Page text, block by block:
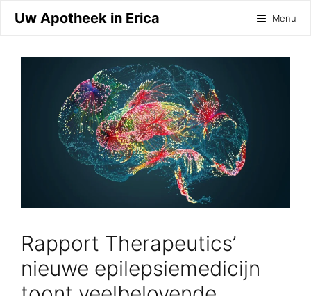
naar
inhoud
Uw Apotheek in Erica Menu
Rapport Therapeutics’
nieuwe epilepsiemedicijn